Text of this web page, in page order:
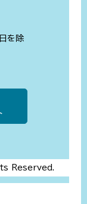
を除
Reserved.